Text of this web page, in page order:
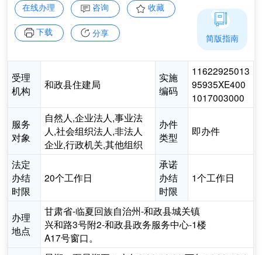
在线办理 咨询 收藏
下载 分享
受理
机构
和政县住建局
实施
编码
11622925013
95935XE400
1017003000
服务
对象
自然人,企业法人,事业法
人,社会组织法人,非法人
企业,行政机关,其他组织
办件
类型
即办件
法定
办结
时限
20个工作日
承诺
办结
时限
1个工作日
办理
地点
甘肃省-临夏回族自治州-和政县城关镇
兴和路3号附2-和政县政务服务中心-1楼
A17号窗口。
简版指南